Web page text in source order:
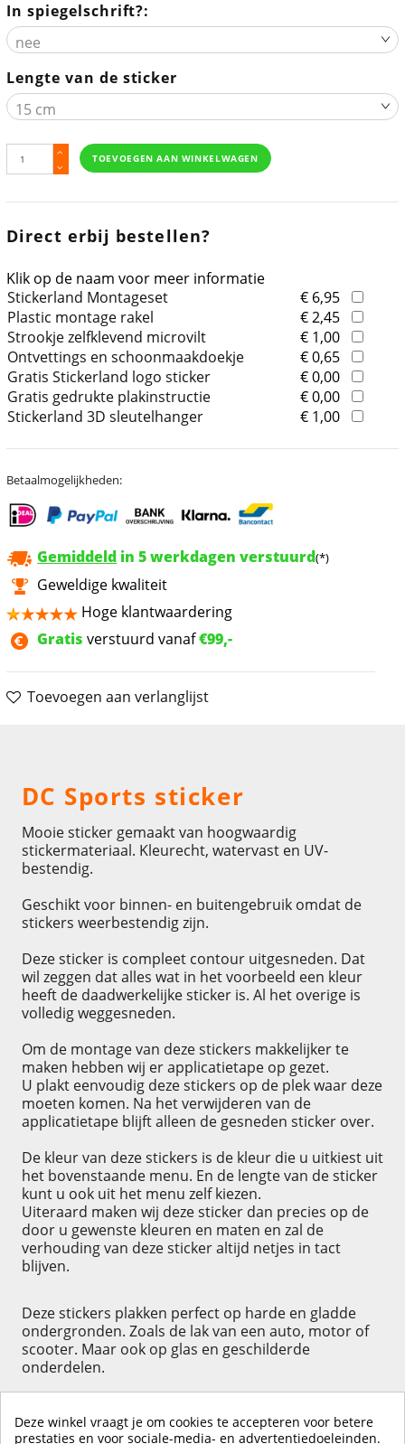
In spiegelschrift?:
Lengte van de sticker
TOEVOEGEN AAN WINKELWAGEN
Direct erbij bestellen?
Klik op de naam voor meer informatie
Stickerland Montageset
€ 6,95
Plastic montage rakel
€ 2,45
Strookje zelfklevend microvilt
€ 1,00
Ontvettings en schoonmaakdoekje
€ 0,65
Gratis Stickerland logo sticker
€ 0,00
Gratis gedrukte plakinstructie
€ 0,00
Stickerland 3D sleutelhanger
€ 1,00
Betaalmogelijkheden:
Gemiddeld in 5 werkdagen verstuurd(*)
Geweldige kwaliteit
Hoge klantwaardering
Gratis verstuurd vanaf€99,-
Toevoegen aan verlanglijst
DC Sports sticker
Mooie sticker gemaakt van hoogwaardig
stickermateriaal. Kleurecht, watervast en UV-
bestendig.
Geschikt voor binnen- en buitengebruik omdat de
stickers weerbestendig zijn.
Deze sticker is compleet contour uitgesneden. Dat
wil zeggen dat alles wat in het voorbeeld een kleur
heeft de daadwerkelijke sticker is. Al het overige is
volledig weggesneden.
Om de montage van deze stickers makkelijker te
maken hebben wij er applicatietape op gezet.
U plakt eenvoudig deze stickers op de plek waar deze
moeten komen. Na het verwijderen van de
applicatietape blijft alleen de gesneden sticker over.
De kleur van deze stickers is de kleur die u uitkiest uit
het bovenstaande menu. En de lengte van de sticker
kunt u ook uit het menu zelf kiezen.
Uiteraard maken wij deze sticker dan precies op de
door u gewenste kleuren en maten en zal de
verhouding van deze sticker altijd netjes in tact
blijven.
Deze stickers plakken perfect op harde en gladde
ondergronden. Zoals de lak van een auto, motor of
scooter. Maar ook op glas en geschilderde
onderdelen.
Deze winkel vraagt je om cookies te accepteren voor betere
prestaties en voor sociale-media- en advertentiedoeleinden.